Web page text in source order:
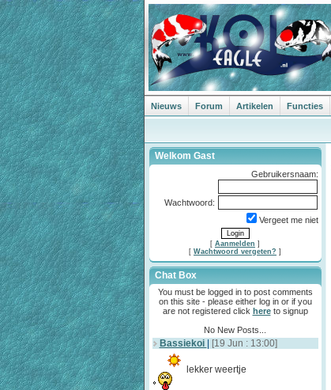
Nieuws Forum Artikelen Functies
Welkom Gast
Gebruikersnaam:
Wachtwoord:
Vergeet me niet
[ Aanmelden ]
[ Wachtwoord vergeten? ]
Chat Box
You must be logged in to post comments
on this site - please either log in or if you
are not registered click hereto signup
No New Posts...
Bassiekoi [19 Jun : 13:00]
lekker weertje